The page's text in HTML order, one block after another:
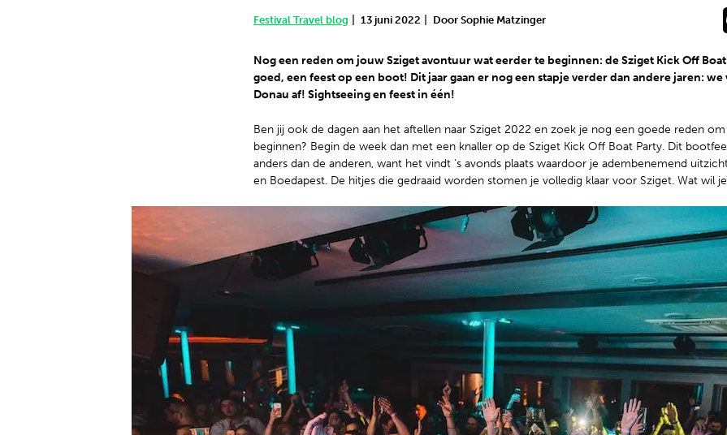
Festival Travel blog | 13 juni 2022 | Door Sophie Matzinger
Nog een reden om jouw Sziget avontuur wat eerder te beginnen: de Sziget Kick Off
goed, een feest op een boot! Dit jaar gaan er nog een stapje verder dan andere jaren:
Donau af! Sightseeing en feest in één!
Ben jij ook de dagen aan het aftellen naar Sziget 2022 en zoek je nog een goede reden
beginnen? Begin de week dan met een knaller op de Sziget Kick Off Boat Party. Dit
anders dan de anderen, want het vindt ‘s avonds plaats waardoor je adembenemend
en Boedapest. De hitjes die gedraaid worden stomen je volledig klaar voor Sziget. Wat wil